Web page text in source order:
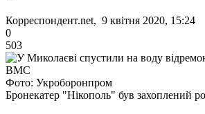
Корреспондент.net, 9 квітня 2020, 15:24
0
503
Фото: Укроборонпром
Бронекатер "Нікополь" був захоплений